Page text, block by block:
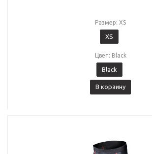
Размер: XS
XS
Цвет: Black
Black
В корзину